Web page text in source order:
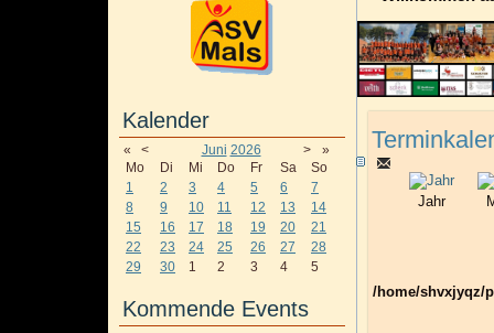
Kalender
« < Juni 2026 >
»
Mo
Di Mi Do Fr Sa
So
1
2 3 4 5 6
7
8
9 10 11 12 13
14
15
16 17 18 19 20
21
22
23 24 25 26 27
28
29
30 1 2 3 4 5
Kommende Events
Jahr
/home/shvxjyqz/